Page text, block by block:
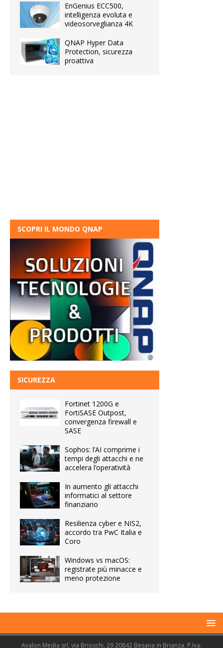
EnGenius ECC500,
intelligenza evoluta e
videosorveglianza 4K
QNAP Hyper Data
Protection, sicurezza
proattiva
SCOPRI IL MONDO QNAP
SICUREZZA
Fortinet 1200G e
FortiSASE Outpost,
convergenza firewall e
SASE
Sophos: l’AI comprime i
tempi degli attacchi e ne
accelera l’operatività
In aumento gli attacchi
informatici al settore
finanziario
Resilienza cyber e NIS2,
accordo tra PwC Italia e
Coro
Windows vs macOS:
registrate più minacce e
meno protezione
Avalon Media srl, via Brioschi, 29 20842 Besana in Brianza. P.Iva: